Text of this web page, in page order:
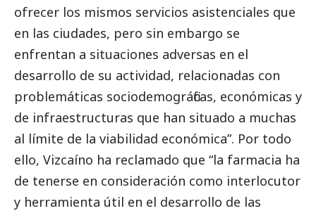
ofrecer los mismos servicios asistenciales que
en las ciudades, pero sin embargo se
enfrentan a situaciones adversas en el
desarrollo de su actividad, relacionadas con
problemáticas sociodemográficas, económicas y
de infraestructuras que han situado a muchas
al límite de la viabilidad económica”. Por todo
ello, Vizcaíno ha reclamado que “la farmacia ha
de tenerse en consideración como interlocutor
y herramienta útil en el desarrollo de las